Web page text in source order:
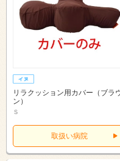
リラクッション用カバー（ブラ
ン）
Ｓ
取扱い病院